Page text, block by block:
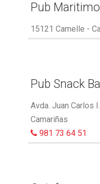
Pub Maritimo
15121 Camelle -
Pub Snack
Avda. Juan Carlos
Camariñas
981 73 64 51